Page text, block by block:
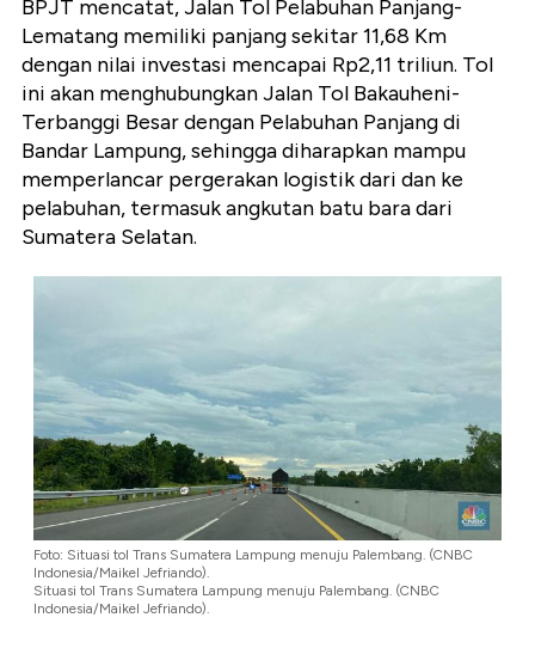
BPJT mencatat, Jalan Tol Pelabuhan Panjang-
Lematang memiliki panjang sekitar 11,68 Km
dengan nilai investasi mencapai Rp2,11 triliun. Tol
ini akan menghubungkan Jalan Tol Bakauheni-
Terbanggi Besar dengan Pelabuhan Panjang di
Bandar Lampung, sehingga diharapkan mampu
memperlancar pergerakan logistik dari dan ke
pelabuhan, termasuk angkutan batu bara dari
Sumatera Selatan.
Foto: Situasi tol Trans Sumatera Lampung menuju Palembang. (CNBC
Indonesia/Maikel Jefriando).
Situasi tol Trans Sumatera Lampung menuju Palembang. (CNBC
Indonesia/Maikel Jefriando).